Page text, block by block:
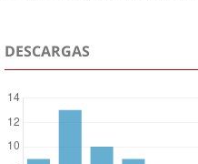
DESCARGAS